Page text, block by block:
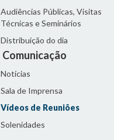
Audiências Públicas, Visitas
Técnicas e Seminários
Distribuição do dia
Comunicação
Notícias
Sala de Imprensa
Vídeos de Reuniões
Solenidades